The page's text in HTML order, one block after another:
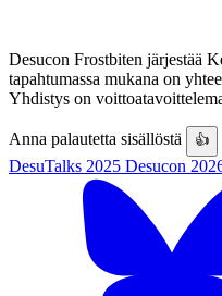
Desucon Frostbiten järjestää
tapahtumassa mukana on
Yhdistys on
Anna palautetta sisällöstä 👍
DesuTalks 2025 Desucon